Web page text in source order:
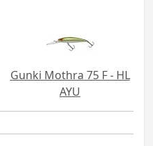
Gunki Mothra 75 F - HL
AYU